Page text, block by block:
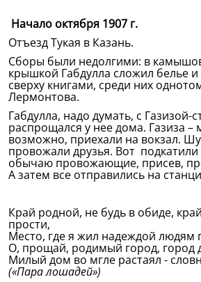
Начало октября 1907 г.
Отъезд Тукая в Казань.
Сборы были недолгими: в
крышкой Габдулла сложил белье и
сверху книгами, среди них
Лермонтова.
Габдулла, надо думать, с Газизой-
распрощался у нее дома. Газиза
возможно, приехали на вокзал.
провожали друзья. Вот
обычаю провожающие, присев,
А затем все отправились на
Край родной, не будь в обиде,
прости,
Место, где я жил надеждой людям
О, прощай, родимый город, город
Милый дом во мгле растаял -
(«Пара лошадей»)